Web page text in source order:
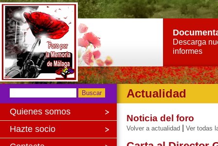
Descarga
informes
Quienes somos
Hazte socio
Actualidad
Noticia del foro
Volver a actualidad Ver todas